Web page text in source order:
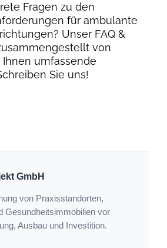
Fragen zu den
für ambulante
Unser FAQ &
von
umfassende
Sie uns!
GmbH
von Praxisstandorten,
Gesundheitsimmobilien vor
Ausbau und Investition.